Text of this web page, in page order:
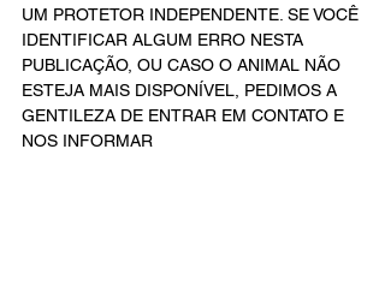
UM PROTETOR INDEPENDENTE. SE VOCÊ
IDENTIFICAR ALGUM ERRO NESTA
PUBLICAÇÃO, OU CASO O ANIMAL NÃO
ESTEJA MAIS DISPONÍVEL, PEDIMOS A
GENTILEZA DE ENTRAR EM CONTATO E
NOS INFORMAR